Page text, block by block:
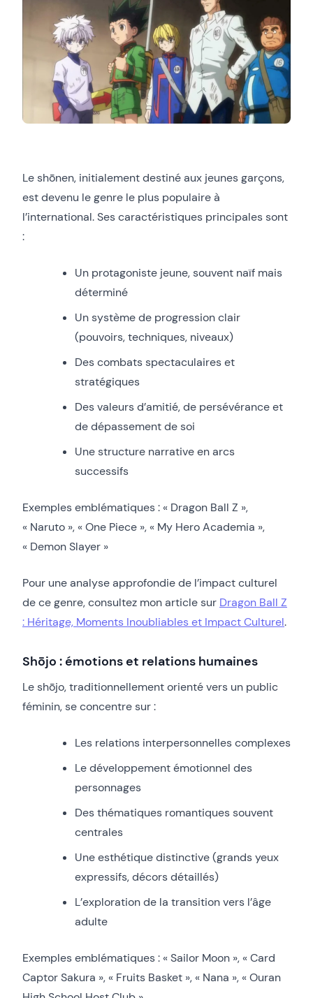
Le shōnen, initialement destiné aux jeunes garçons,
est devenu le genre le plus populaire à
l’international. Ses caractéristiques principales sont
:
Un protagoniste jeune, souvent naïf mais
déterminé
Un système de progression clair
(pouvoirs, techniques, niveaux)
Des combats spectaculaires et
stratégiques
Des valeurs d’amitié, de persévérance et
de dépassement de soi
Une structure narrative en arcs
successifs
Exemples emblématiques : « Dragon Ball Z »,
« Naruto », « One Piece », « My Hero Academia »,
« Demon Slayer »
Pour une analyse approfondie de l’impact culturel
de ce genre, consultez mon article sur Dragon Ball Z
: Héritage, Moments Inoubliables et Impact Culturel.
Shōjo : émotions et relations humaines
Le shōjo, traditionnellement orienté vers un public
féminin, se concentre sur :
Les relations interpersonnelles complexes
Le développement émotionnel des
personnages
Des thématiques romantiques souvent
centrales
Une esthétique distinctive (grands yeux
expressifs, décors détaillés)
L’exploration de la transition vers l’âge
adulte
Exemples emblématiques : « Sailor Moon », « Card
Captor Sakura », « Fruits Basket », « Nana », « Ouran